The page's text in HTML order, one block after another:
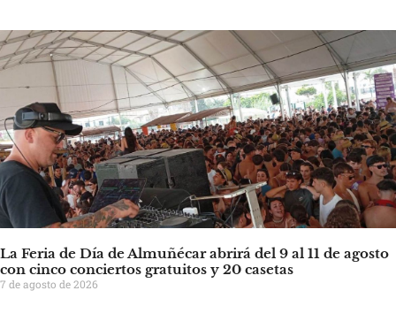
La Feria de Día de Almuñécar abrirá del 9 al 11 de agosto
con cinco conciertos gratuitos y 20 casetas
7 de agosto de 2026